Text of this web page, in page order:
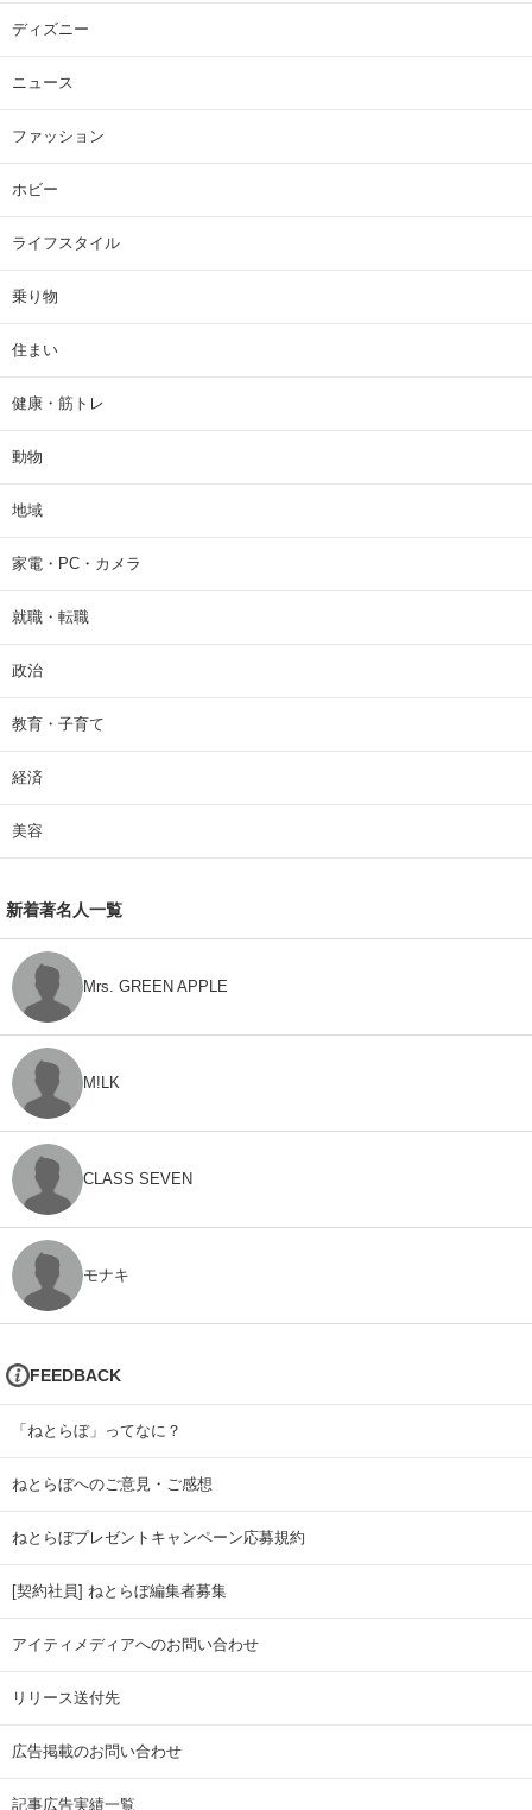
ディズニー
ニュース
ファッション
ホビー
ライフスタイル
乗り物
住まい
健康・筋トレ
動物
地域
家電・PC・カメラ
就職・転職
政治
教育・子育て
経済
美容
新着著名人一覧
Mrs. GREEN APPLE
M!LK
CLASS SEVEN
モナキ
FEEDBACK
「ねとらぼ」ってなに？
ねとらぼへのご意見・ご感想
ねとらぼプレゼントキャンペーン応募規約
[契約社員] ねとらぼ編集者募集
アイティメディアへのお問い合わせ
リリース送付先
広告掲載のお問い合わせ
記事広告実績一覧